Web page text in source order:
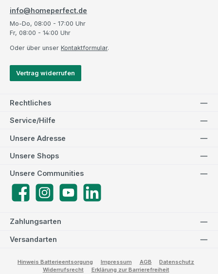
info@homeperfect.de
Mo-Do, 08:00 - 17:00 Uhr
Fr, 08:00 - 14:00 Uhr
Oder über unser Kontaktformular.
Vertrag widerrufen
Rechtliches
Service/Hilfe
Zahlungsarten
Versandarten
Unsere Adresse
Unsere Communities
FacebookInstagramYouTube
Unsere Shops
Hinweis Batterieentsorgung Impressum AGB
Datenschutz
Widerrufsrecht
Erklärung zur Barrierefreiheit